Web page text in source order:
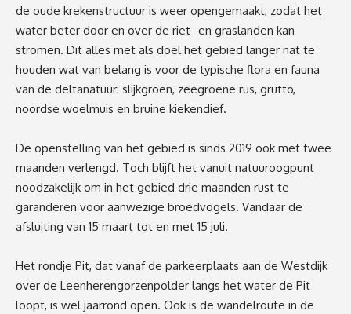
de oude krekenstructuur is weer opengemaakt, zodat het
water beter door en over de riet- en graslanden kan
stromen. Dit alles met als doel het gebied langer nat te
houden wat van belang is voor de typische flora en fauna
van de deltanatuur: slijkgroen, zeegroene rus, grutto,
noordse woelmuis en bruine kiekendief.
De openstelling van het gebied is sinds 2019 ook met twee
maanden verlengd. Toch blijft het vanuit natuuroogpunt
noodzakelijk om in het gebied drie maanden rust te
garanderen voor aanwezige broedvogels. Vandaar de
afsluiting van 15 maart tot en met 15 juli.
Het rondje Pit, dat vanaf de parkeerplaats aan de Westdijk
over de Leenherengorzenpolder langs het water de Pit
loopt, is wel jaarrond open. Ook is de wandelroute in de